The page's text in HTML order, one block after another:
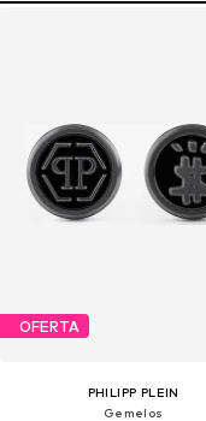
OFERTA
PHILIPP PLEIN
Gemelos